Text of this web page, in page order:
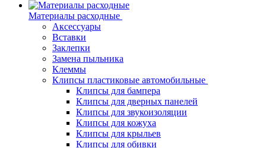
Материалы расходные
Аксессуары
Вставки
Заклепки
Замена пыльника
Клеммы
Клипсы пластиковые автомобильные
Клипсы для бампера
Клипсы для дверных панелей
Клипсы для звукоизоляции
Клипсы для кожуха
Клипсы для крыльев
Клипсы для обивки